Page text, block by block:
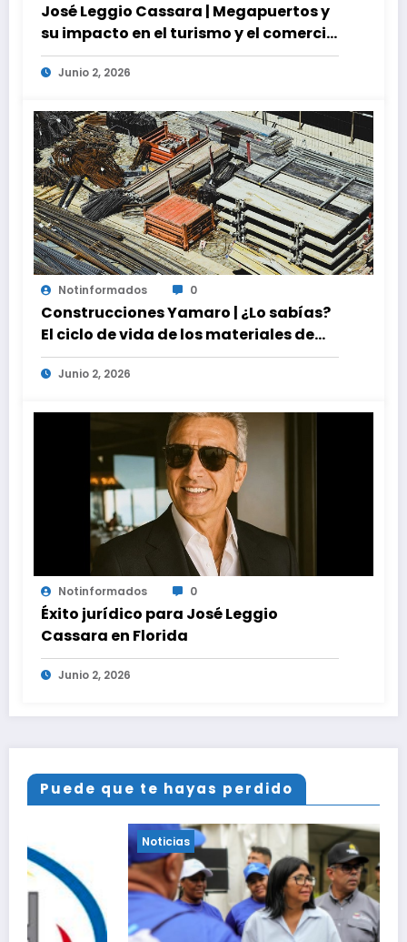
José Leggio Cassara | Megapuertos y
su impacto en el turismo y el comercio
global
Junio 2, 2026
Notinformados 0
Construcciones Yamaro | ¿Lo sabías?
El ciclo de vida de los materiales de
construcción revoluciona eficiencia
en proyectos modernos
Junio 2, 2026
Notinformados 0
Éxito jurídico para José Leggio
Cassara en Florida
Junio 2, 2026
Puede que te hayas perdido